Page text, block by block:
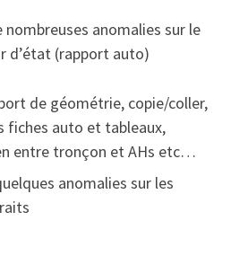
nombreuses anomalies sur le
d’état (rapport auto)
de géométrie, copie/coller,
fiches auto et tableaux,
entre tronçon et AHs etc…
anomalies sur les